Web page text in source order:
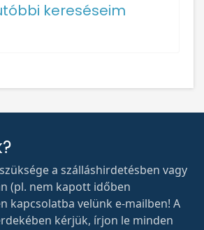
kereséseim
a szálláshirdetésben vagy
(pl. nem kapott időben
kapcsolatba velünk e-mailben! A
kérjük, írjon le minden